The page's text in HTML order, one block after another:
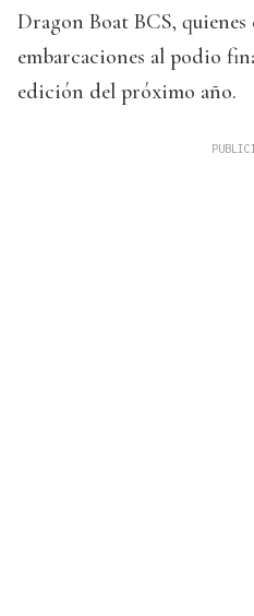
Dragon Boat BCS,
embarcaciones al podio
edición del próximo año.